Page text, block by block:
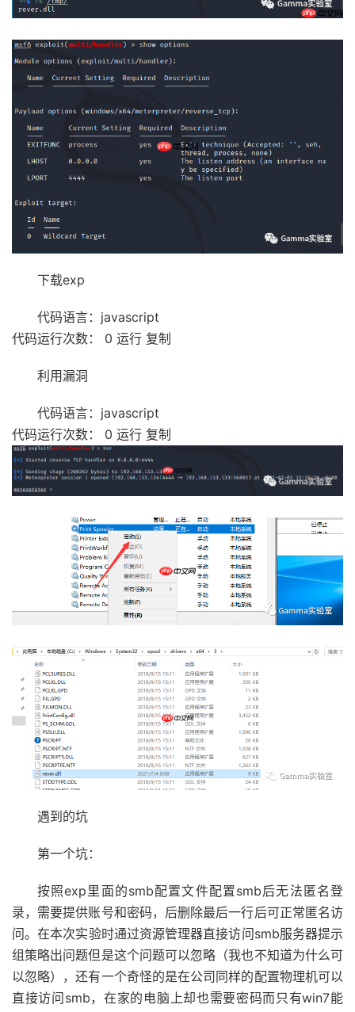
下载exp
代码语言：javascript
代码运行次数： 0 运行 复制
利用漏洞
代码语言：javascript
代码运行次数： 0 运行 复制
遇到的坑
第一个坑：
按照exp里面的smb配置文件配置smb后无法匿名登
录，需要提供账号和密码，后删除最后一行后可正常匿名访
问。在本次实验时通过资源管理器直接访问smb服务器提示
组策略出问题但是这个问题可以忽略（我也不知道为什么可
以忽略），还有一个奇怪的是在公司同样的配置物理机可以
直接访问smb，在家的电脑上却也需要密码而只有win7能